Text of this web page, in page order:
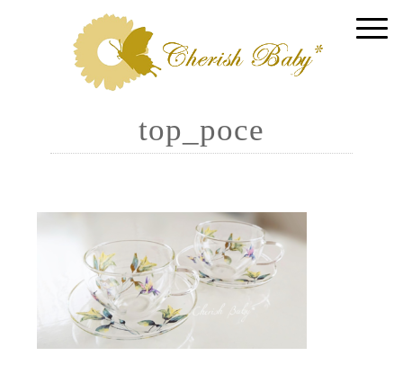
top_poce